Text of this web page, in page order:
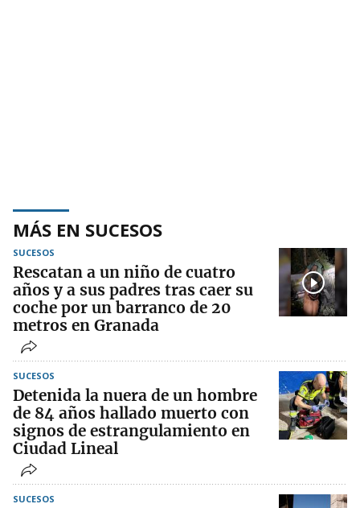
MÁS EN SUCESOS
SUCESOS
Rescatan a un niño de cuatro
años y a sus padres tras caer su
coche por un barranco de 20
metros en Granada
SUCESOS
Detenida la nuera de un hombre
de 84 años hallado muerto con
signos de estrangulamiento en
Ciudad Lineal
SUCESOS